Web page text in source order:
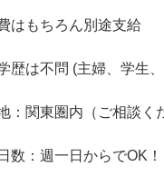
はもちろん別途支給
歴は不問 (主婦、学生
：関東圏内（ご相談く
数：週一日からでOK！